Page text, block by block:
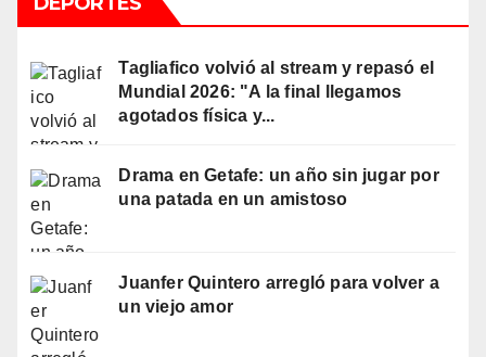
Tagliafico volvió al stream y repasó el
Mundial 2026: "A la final llegamos
agotados física y...
Drama en Getafe: un año sin jugar por
una patada en un amistoso
Juanfer Quintero arregló para volver a
un viejo amor